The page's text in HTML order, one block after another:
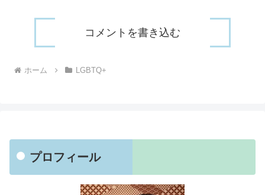
コメントを書き込む
ホーム LGBTQ+
プロフィール